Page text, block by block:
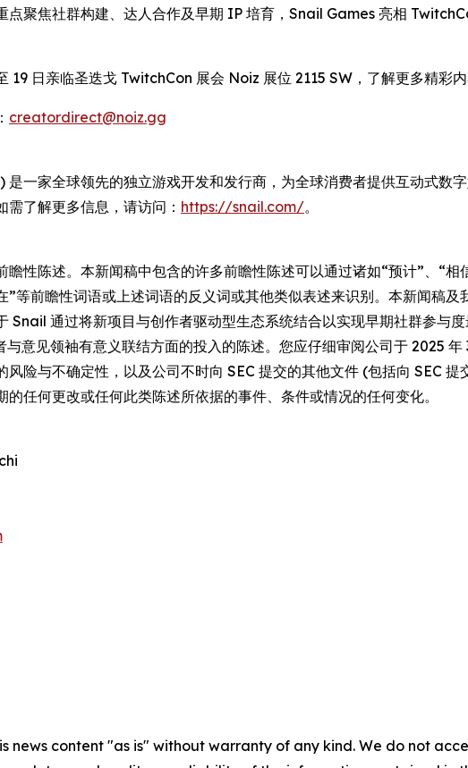
点聚焦社群构建、达人合作及早期 IP 培育，Snail Games 亮相
19 日亲临圣迭戈 TwitchCon 展会 Noiz 展位 2115 SW，了解更多精彩内
creatordirect@noiz.gg
一家全球领先的独立游戏开发和发行商，为全球消费者提供互动式数
了解更多信息，请访问： https://snail.com/。
性陈述。本新闻稿中包含的许多前瞻性陈述可以通过诸如“预计”、“相
”等前瞻性词语或上述词语的反义词或其他类似表述来识别。本新闻稿
Snail 通过将新项目与创作者驱动型生态系统结合以实现早期社群参与
意见领袖有意义联结方面的投入的陈述。您应仔细审阅公司于 2025
风险与不确定性，以及公司不时向 SEC 提交的其他文件 (包括向 SEC
任何更改或任何此类陈述所依据的事件、条件或情况的任何变化。
news content "as is" without warranty of any kind. We do not